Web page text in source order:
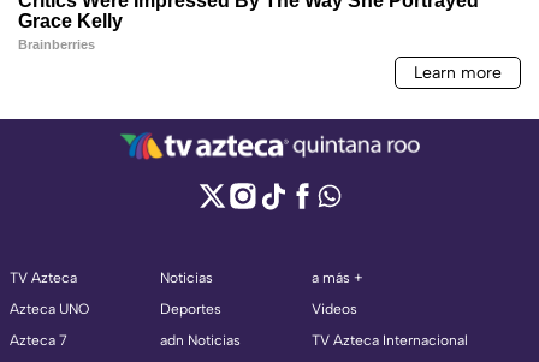
TV Azteca
Azteca UNO
Azteca 7
Noticias
Deportes
adn Noticias
a más +
Videos
TV Azteca Internacional